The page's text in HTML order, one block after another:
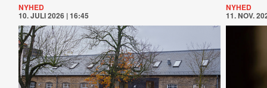
NYHED
10. JULI 2026 | 16:45
NYHED
11. NOV.